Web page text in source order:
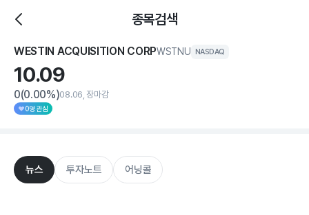
종목검색
WESTIN ACQUISITION CORPWSTNU NASDAQ
10.09
0(0.00%)08.06, 장마감
0명 관심
뉴스 투자노트 어닝콜